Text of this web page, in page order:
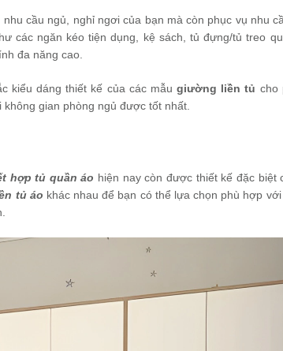
cầu ngủ, nghỉ ngơi của bạn mà còn phục vụ nhu
các ngăn kéo tiện dụng, kệ sách, tủ đựng/tủ treo
đa năng cao.
kiểu dáng thiết kế của các mẫugiường liền tủ cho
gian phòng ngủ được tốt nhất.
hợp tủ quần áo hiện nay còn được thiết kế đặc biệt
tủ áo khác nhau để bạn có thể lựa chọn phù hợp với